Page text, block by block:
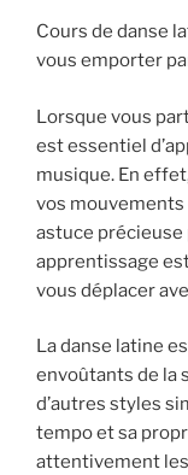
Cours de danse
vous emporter
Lorsque vous
est essentiel
musique. En
vos mouvements
astuce
apprentissage
vous déplacer
La danse latine
envoûtants de la
d’autres styles
tempo et sa
attentivement